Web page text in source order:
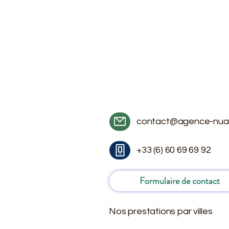
contact@agence-
+33 (6) 60 69 69 92
Formulaire de contact
Nos prestations par villes